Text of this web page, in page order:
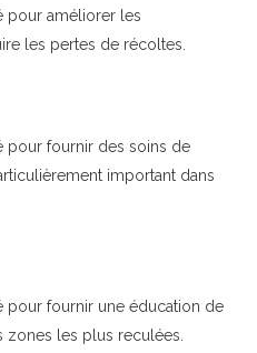
pour améliorer les
les pertes de récoltes.
pour fournir des soins de
important dans
pour fournir une éducation de
zones les plus reculées.